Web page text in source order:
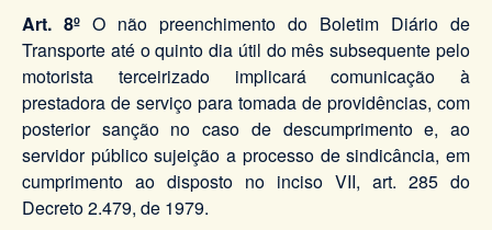
Art. 8º O não preenchimento do Boletim Diário de
Transporte até o quinto dia útil do mês subsequente pelo
motorista terceirizado implicará comunicação à
prestadora de serviço para tomada de providências, com
posterior sanção no caso de descumprimento e, ao
servidor público sujeição a processo de sindicância, em
cumprimento ao disposto no inciso VII, art. 285 do
Decreto 2.479, de 1979.